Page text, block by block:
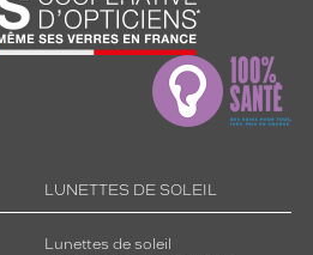
LUNETTES DE SOLEIL
Lunettes de soleil